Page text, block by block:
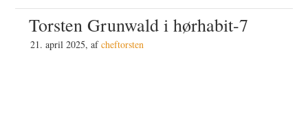
Torsten Grunwald i hørhabit-7
21. april 2025, afcheftorsten